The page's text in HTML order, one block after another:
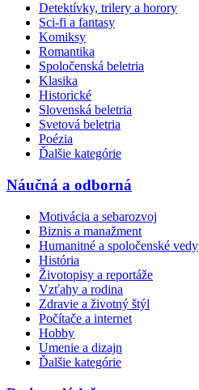
Detektívky, trilery a horory
Sci-fi a fantasy
Komiksy
Romantika
Spoločenská beletria
Klasika
Historické
Slovenská beletria
Svetová beletria
Poézia
Ďalšie kategórie
Náučná a odborná
Motivácia a sebarozvoj
Biznis a manažment
Humanitné a spoločenské vedy
História
Životopisy a reportáže
Vzťahy a rodina
Zdravie a životný štýl
Počítače a internet
Hobby
Umenie a dizajn
Ďalšie kategórie